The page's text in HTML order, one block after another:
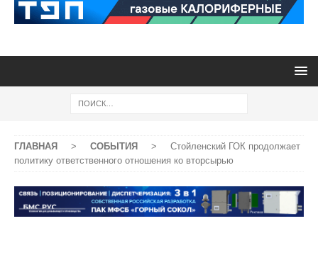
ГЛАВНАЯ > СОБЫТИЯ >
Стойленский ГОК продолжает
политику ответственного отношения ко вторсырью